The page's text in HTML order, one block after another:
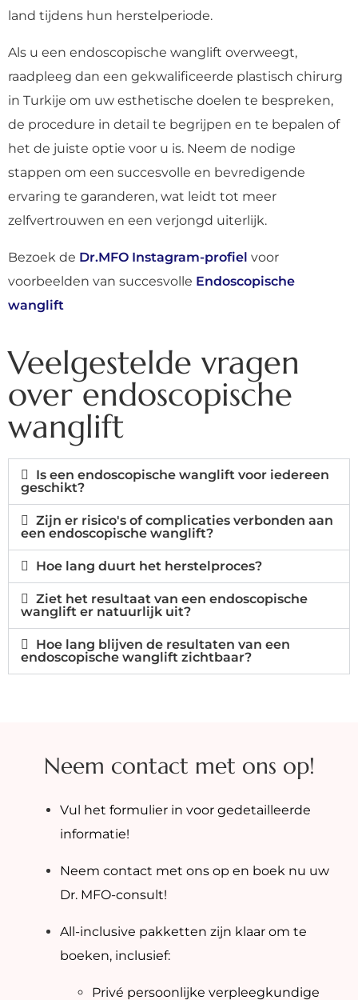
land tijdens hun herstelperiode.
Als u een endoscopische wanglift overweegt,
raadpleeg dan een gekwalificeerde plastisch chirurg
in Turkije om uw esthetische doelen te bespreken,
de procedure in detail te begrijpen en te bepalen of
het de juiste optie voor u is. Neem de nodige
stappen om een succesvolle en bevredigende
ervaring te garanderen, wat leidt tot meer
zelfvertrouwen en een verjongd uiterlijk.
Bezoek de Dr.MFO Instagram-profiel voor
voorbeelden van succesvolle Endoscopische
wanglift
Veelgestelde vragen
over endoscopische
wanglift
Is een endoscopische wanglift voor iedereen
geschikt?
Zijn er risico's of complicaties verbonden aan
een endoscopische wanglift?
Hoe lang duurt het herstelproces?
Ziet het resultaat van een endoscopische
wanglift er natuurlijk uit?
Hoe lang blijven de resultaten van een
endoscopische wanglift zichtbaar?
Neem contact met ons op!
Vul het formulier in voor gedetailleerde
informatie!
Neem contact met ons op en boek nu uw
Dr. MFO-consult!
All-inclusive pakketten zijn klaar om te
boeken, inclusief:
Privé persoonlijke verpleegkundige